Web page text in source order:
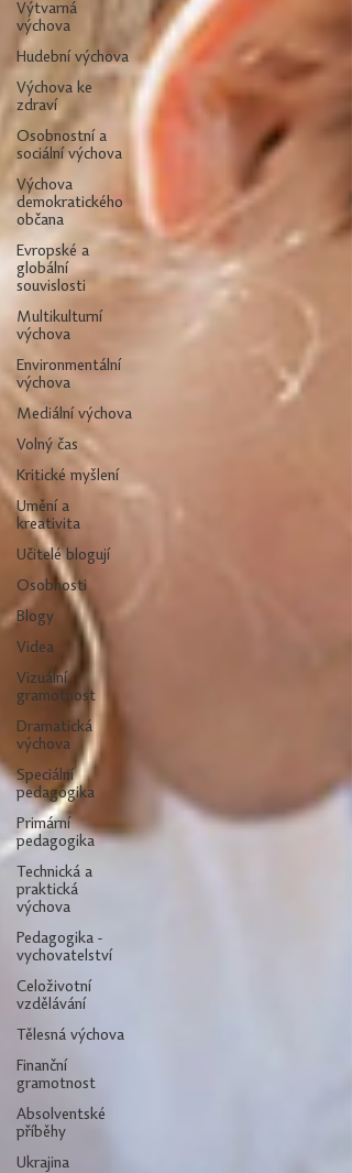
Výtvarná
výchova
Hudební výchova
Výchova ke
zdraví
Osobnostní a
sociální výchova
Výchova
demokratického
občana
Evropské a
globální
souvislosti
Multikulturní
výchova
Environmentální
výchova
Mediální výchova
Volný čas
Kritické myšlení
Umění a
kreativita
Učitelé blogují
Osobnosti
Blogy
Videa
Vizuální
gramotnost
Dramatická
výchova
Speciální
pedagogika
Primární
pedagogika
Technická a
praktická
výchova
Pedagogika -
vychovatelství
Celoživotní
vzdělávání
Tělesná výchova
Finanční
gramotnost
Absolventské
příběhy
Ukrajina